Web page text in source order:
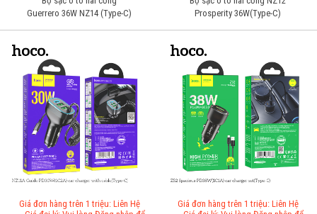
Guerrero 36W NZ14 (Type-C)
Prosperity 36W(Type-C)
Giá đơn hàng trên 1 triệu: Liên Hệ
Giá đơn hàng trên 1 triệu: Liên Hệ